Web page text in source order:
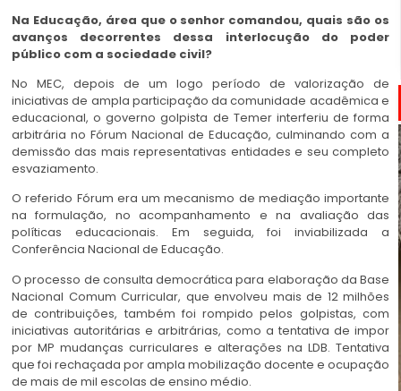
Na Educação, área que o senhor comandou, quais são os
avanços decorrentes dessa interlocução do poder
público com a sociedade civil?
No MEC, depois de um logo período de valorização de
iniciativas de ampla participação da comunidade acadêmica e
educacional, o governo golpista de Temer interferiu de forma
arbitrária no Fórum Nacional de Educação, culminando com a
demissão das mais representativas entidades e seu completo
esvaziamento.
O referido Fórum era um mecanismo de mediação importante
na formulação, no acompanhamento e na avaliação das
políticas educacionais. Em seguida, foi inviabilizada a
Conferência Nacional de Educação.
O processo de consulta democrática para elaboração da Base
Nacional Comum Curricular, que envolveu mais de 12 milhões
de contribuições, também foi rompido pelos golpistas, com
iniciativas autoritárias e arbitrárias, como a tentativa de impor
por MP mudanças curriculares e alterações na LDB. Tentativa
que foi rechaçada por ampla mobilização docente e ocupação
de mais de mil escolas de ensino médio.